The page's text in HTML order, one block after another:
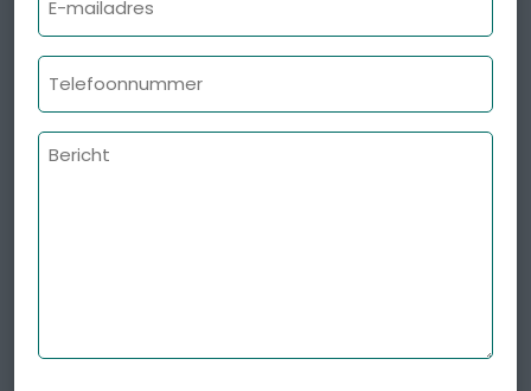
mailadres
Telefoonnummer
Bericht